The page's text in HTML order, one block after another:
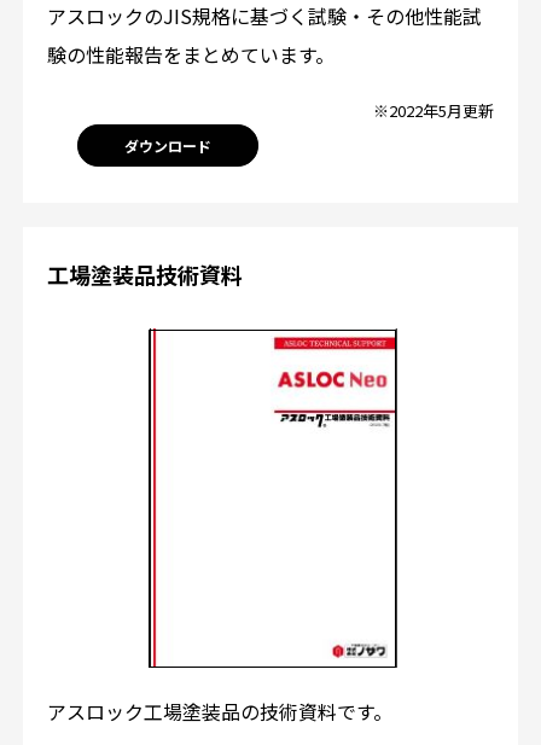
アスロックのJIS規格に基づく試験・その他性能試
験の性能報告をまとめています。
※2022年5月更新
ダウンロード
工場塗装品技術資料
アスロック工場塗装品の技術資料です。